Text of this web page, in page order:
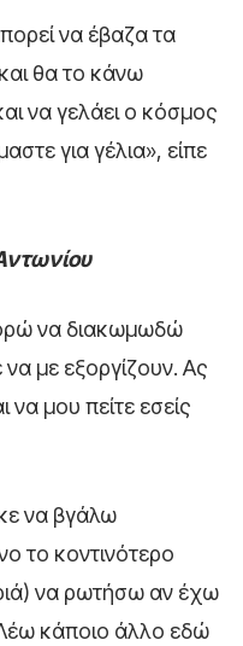
να έβαζα τα
θα το κάνω
να γελάει ο κόσμος
για γέλια», είπε
να διακωμωδώ
με εξοργίζουν. Ας
μου πείτε εσείς
να βγάλω
το κοντινότερο
να ρωτήσω αν έχω
κάποιο άλλο εδώ